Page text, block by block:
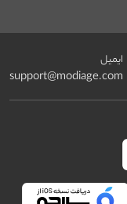
ایمیل
support@modiage.com